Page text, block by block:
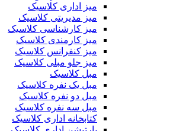
میز اداری کلاسیک
میز مدیریتی کلاسیک
میز کارشناسی کلاسیک
میز کارمندی کلاسیک
میز کنفرانس کلاسیک
میز جلو مبلی کلاسیک
مبل کلاسیک
مبل یک نفره کلاسیک
مبل دو نفره کلاسیک
مبل سه نفره کلاسیک
کتابخانه اداری کلاسیک